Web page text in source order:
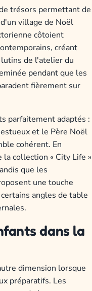
trésors permettant de
village de Noël
côtoient
créant
de l'atelier du
pendant que les
fièrement sur
parfaitement adaptés :
et le Père Noël
cohérent. En
collection « City Life »
que les
une touche
angles de table
dans la
dimension lorsque
préparatifs. Les